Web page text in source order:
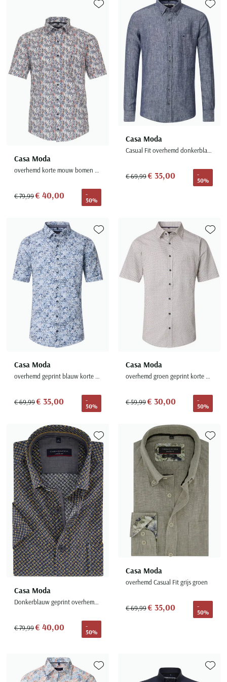
Slater
State of Art
Superdry
Tenson
Thomas Maine
Tommy Hilfiger
Tramarossa
UBR
Wellington of Billmore
Xacus
Alle merken
Casa Moda
overhemd korte mouw bomen print katoen
€ 79,99€ 40,00
-
50%
Toevoegen aan favorieten
Casa Moda
Casual Fit overhemd donkerblauw button down
€ 69,99€ 35,00
-
50%
Casa Moda
overhemd geprint blauw korte mouw katoen
€ 69,99€ 35,00
-
50%
Toevoegen aan favorieten
Casa Moda
overhemd groen geprint korte mouw katoen
€ 59,99€ 30,00
-
50%
Casa Moda
Donkerblauw geprint overhemd korte mouw
€ 79,99€ 40,00
-
50%
Toevoegen aan favorieten
Casa Moda
overhemd Casual Fit grijs groen
€ 69,99€ 35,00
-
50%
Toevoegen aan favorieten